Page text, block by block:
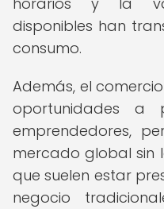
disponibles han
consumo.
Además, el
oportunidades a
emprendedores,
mercado global sin
que suelen estar
negocio